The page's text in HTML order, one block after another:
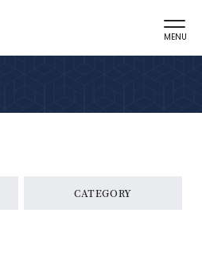
MENU
CATEGORY